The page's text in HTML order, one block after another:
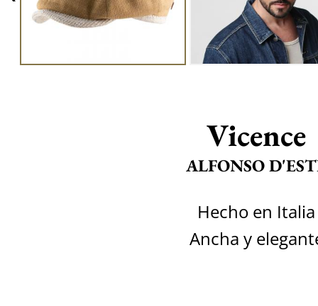
Vicence
ALFONSO
Hecho en Italia
Ancha y